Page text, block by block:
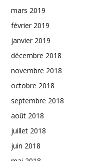
mars 2019
février 2019
janvier 2019
décembre 2018
novembre 2018
octobre 2018
septembre 2018
août 2018
juillet 2018
juin 2018